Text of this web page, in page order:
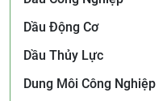
Dầu Động Cơ
Dầu Thủy Lực
Dung Môi Công Nghiệp